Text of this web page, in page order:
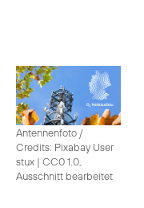
Antennenfoto /
Credits: Pixabay User
stux | CC0 1.0,
Ausschnitt bearbeitet